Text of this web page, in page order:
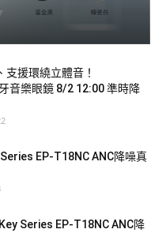
援環繞立體音！
音樂眼鏡 8/2 12:00 準時降
EP-T18NC ANC降噪真
Series EP-T18NC ANC降